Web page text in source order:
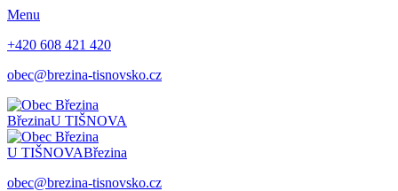
Menu
+420 608 421 420
obec@brezina-tisnovsko.cz
BřezinaU TIŠNOVA
U TIŠNOVABřezina
obec@brezina-tisnovsko.cz